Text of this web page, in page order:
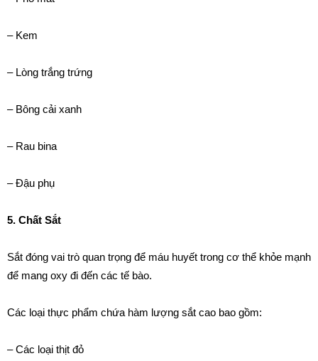
– Kem
– Lòng trắng trứng
– Bông cải xanh
– Rau bina
– Đậu phụ
5. Chất Sắt
Sắt đóng vai trò quan trọng để máu huyết trong cơ thể khỏe mạnh
để mang oxy đi đến các tế bào.
Các loại thực phẩm chứa hàm lượng sắt cao bao gồm:
– Các loại thịt đỏ